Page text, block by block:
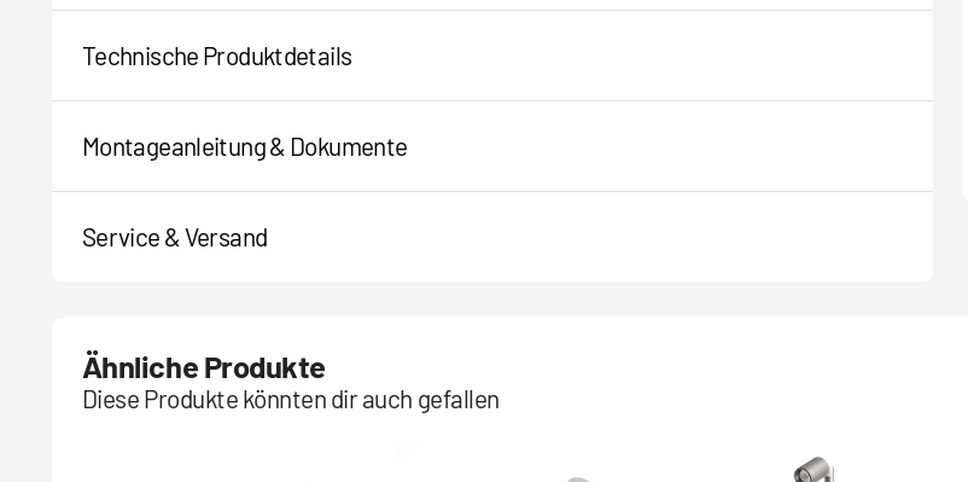
Technische Produktdetails
Montageanleitung & Dokumente
Service & Versand
Ähnliche Produkte
Diese Produkte könnten dir auch gefallen